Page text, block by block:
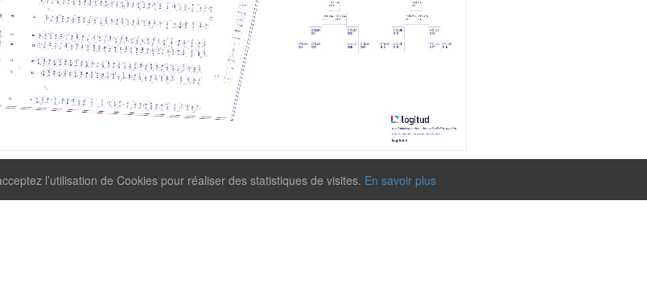
l’utilisation de Cookies pour réaliser des statistiques de visites. En savoir plus